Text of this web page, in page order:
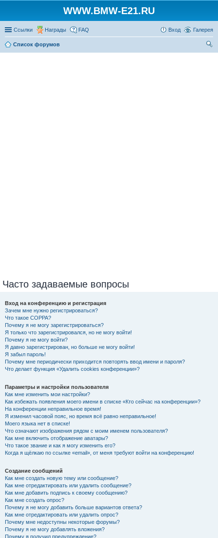
WWW.BMW-E21.RU
Ссылки Награды Галерея
FAQ Вход
Список форумов
Часто задаваемые вопросы
Вход на конференцию и регистрация
Зачем мне нужно регистрироваться?
Что такое COPPA?
Почему я не могу зарегистрироваться?
Я только что зарегистрировался, но не могу войти!
Почему я не могу войти?
Я давно зарегистрирован, но больше не могу войти!
Я забыл пароль!
Почему мне периодически приходится повторять ввод имени и пароля?
Что делает функция «Удалить cookies конференции»?
Параметры и настройки пользователя
Как мне изменить мои настройки?
Как избежать появления моего имени в списке «Кто сейчас на конференции»?
На конференции неправильное время!
Я изменил часовой пояс, но время всё равно неправильное!
Моего языка нет в списке!
Что означают изображения рядом с моим именем пользователя?
Как мне включить отображение аватары?
Что такое звание и как я могу изменить его?
Когда я щёлкаю по ссылке «email», от меня требуют войти на конференцию!
Создание сообщений
Как мне создать новую тему или сообщение?
Как мне отредактировать или удалить сообщение?
Как мне добавить подпись к своему сообщению?
Как мне создать опрос?
Почему я не могу добавить больше вариантов ответа?
Как мне отредактировать или удалить опрос?
Почему мне недоступны некоторые форумы?
Почему я не могу добавлять вложения?
Почему я получил предупреждение?